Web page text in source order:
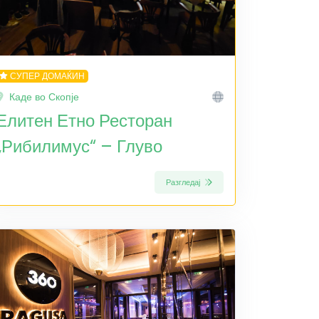
СУПЕР ДОМАЌИН
Каде во Скопје
Етно Ресторан
– Глуво
Разгледај